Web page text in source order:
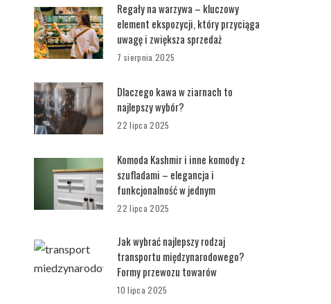
Regały na warzywa – kluczowy
element ekspozycji, który przyciąga
uwagę i zwiększa sprzedaż
7 sierpnia 2025
Dlaczego kawa w ziarnach to
najlepszy wybór?
22 lipca 2025
Komoda Kashmir i inne komody z
szufladami – elegancja i
funkcjonalność w jednym
22 lipca 2025
Jak wybrać najlepszy rodzaj
transportu międzynarodowego?
Formy przewozu towarów
10 lipca 2025